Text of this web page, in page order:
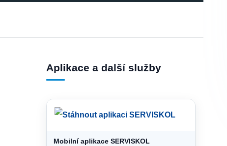
Aplikace a další služby
Mobilní aplikace SERVISKOL